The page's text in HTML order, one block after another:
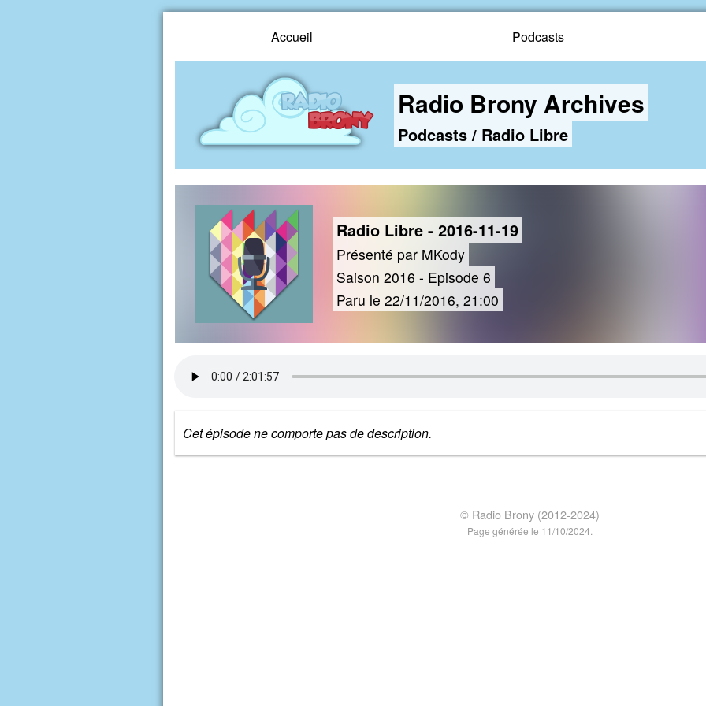
Accueil Podcasts
Radio Brony Archives
Podcasts / Radio Libre
Radio Libre - 2016-11-19
Présenté par MKody
Saison 2016 - Episode 6
Paru le 22/11/2016, 21:00
Cet épisode ne comporte pas de description.
© Radio Brony (2012-2024)
Page générée le 11/10/2024.